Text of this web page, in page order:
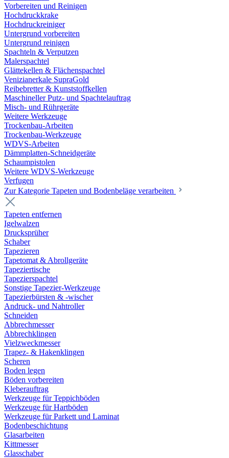
Vorbereiten und Reinigen
Hochdruckkrake
Hochdruckreiniger
Untergrund vorbereiten
Untergrund reinigen
Spachteln & Verputzen
Malerspachtel
Glättekellen & Flächenspachtel
Venizianerkale SupraGold
Reibebretter & Kunststoffkellen
Maschineller Putz- und Spachtelauftrag
Misch- und Rührgeräte
Weitere Werkzeuge
Trockenbau-Arbeiten
Trockenbau-Werkzeuge
WDVS-Arbeiten
Dämmplatten-Schneidgeräte
Schaumpistolen
Weitere WDVS-Werkzeuge
Verfugen
Zur Kategorie Tapeten und Bodenbeläge verarbeiten
Tapeten entfernen
Igelwalzen
Drucksprüher
Schaber
Tapezieren
Tapetomat & Abrollgeräte
Tapeziertische
Tapezierspachtel
Sonstige Tapezier-Werkzeuge
Tapezierbürsten & -wischer
Andruck- und Nahtroller
Schneiden
Abbrechmesser
Abbrechklingen
Vielzweckmesser
Trapez- & Hakenklingen
Scheren
Boden legen
Böden vorbereiten
Kleberauftrag
Werkzeuge für Teppichböden
Werkzeuge für Hartböden
Werkzeuge für Parkett und Laminat
Bodenbeschichtung
Glasarbeiten
Kittmesser
Glasschaber